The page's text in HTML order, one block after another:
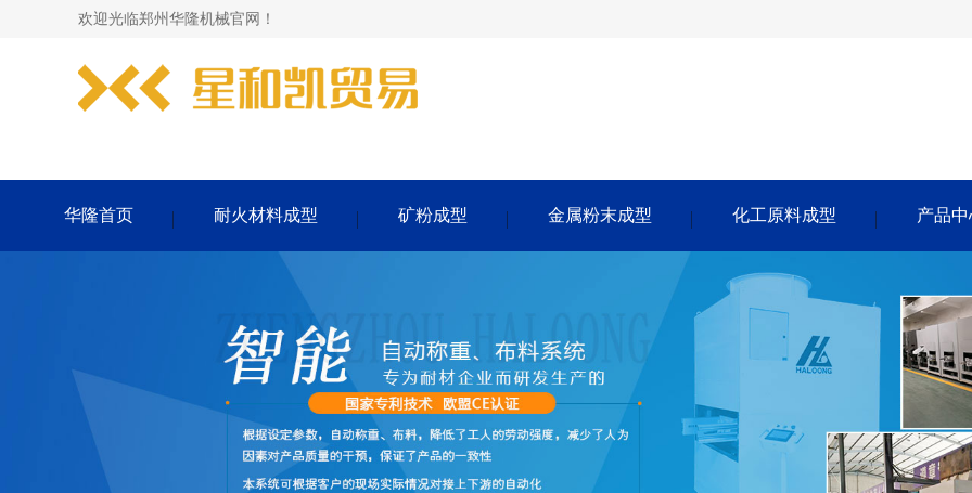
欢迎光临郑州华隆机械官网！
华隆首页 耐火材料成型 矿粉成型 金属粉末成型 化工原料成型 产品